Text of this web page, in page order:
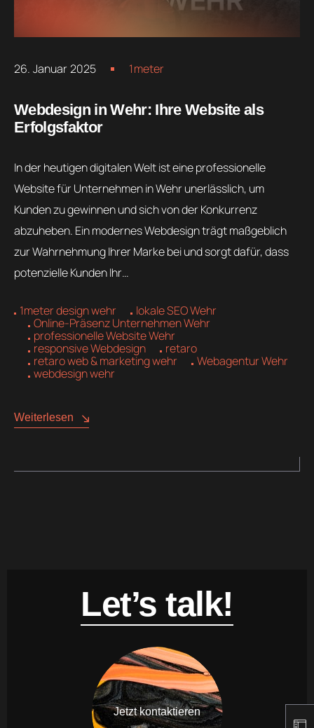
26. Januar 2025 1meter
Webdesign in Wehr: Ihre Website als
Erfolgsfaktor
In der heutigen digitalen Welt ist eine professionelle
Website für Unternehmen in Wehr unerlässlich, um
Kunden zu gewinnen und sich von der Konkurrenz
abzuheben. Ein modernes Webdesign trägt maßgeblich
zur Wahrnehmung Ihrer Marke bei und sorgt dafür, dass
potenzielle Kunden Ihr…
1meter design wehr
lokale SEO Wehr
Online-Präsenz Unternehmen Wehr
professionelle Website Wehr
responsive Webdesign
retaro
retaro web & marketing wehr
Webagentur Wehr
webdesign wehr
Weiterlesen
Let’s talk!
Jetzt kontaktieren